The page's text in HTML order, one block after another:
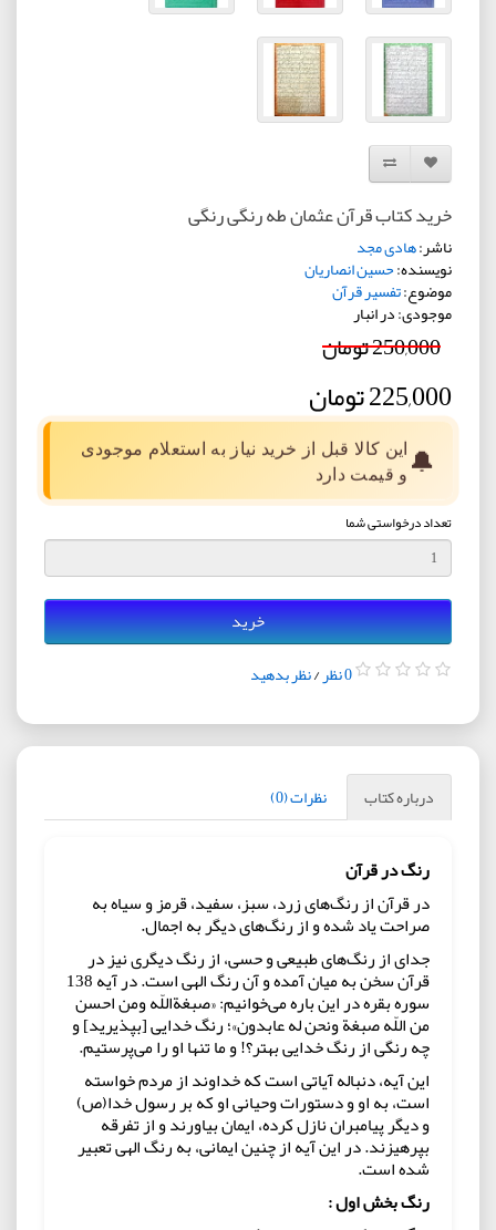
افزودن به لیست دلخواه
مقایسه این محصول
خرید کتاب قرآن عثمان طه رنگی رنگی
ناشر:هادی مجد
نویسنده:حسین انصاریان
موضوع:تفسیر قرآن
موجودی: در انبار
250,000 تومان
225,000 تومان
🔔 این کالا قبل از خرید نیاز به استعلام موجودی
و قیمت دارد
تعداد درخواستی شما
خرید
0 نظر /نظر بدهید
درباره کتاب نظرات (0)
رنگ در قرآن
در قرآن از رنگ‌های زرد، سبز، سفید، قرمز و سیاه به
صراحت یاد شده و از رنگ‌های دیگر به اجمال.
جدای از رنگ‌های طبیعی و حسی، از رنگ دیگری نیز در
قرآن سخن به میان آمده و آن رنگ الهی است. در آیه 138
سوره بقره در این باره می‌خوانیم: «صبغةاللّه ومن احسن
من اللّه صبغة ونحن له عابدون»؛ رنگ خدایی [بپذیرید] و
چه رنگی از رنگ خدایی بهتر؟! و ما تنها او را می‌پرستیم.
این آیه، دنباله آیاتی است كه خداوند از مردم خواسته
است، به او و دستورات وحیانی او كه بر رسول خدا(ص)
و دیگر پیامبران نازل كرده، ایمان بیاورند و از تفرقه
بپرهیزند. در این آیه از چنین ایمانی، به رنگ الهی تعبیر
شده است.
رنگ بخش اول :